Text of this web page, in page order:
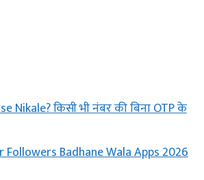
Nikale? किसी भी नंबर की बिना OTP के
Badhane Wala Apps 2026